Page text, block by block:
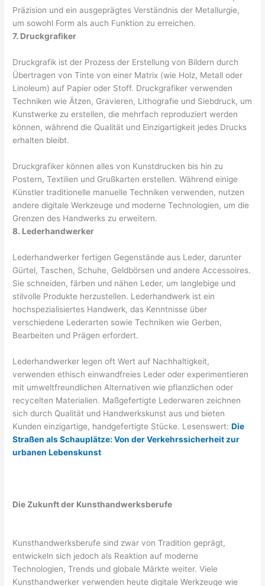
Präzision und ein ausgeprägtes Verständnis der Metallurgie,
um sowohl Form als auch Funktion zu erreichen.
7. Druckgrafiker
Druckgrafik ist der Prozess der Erstellung von Bildern durch
Übertragen von Tinte von einer Matrix (wie Holz, Metall oder
Linoleum) auf Papier oder Stoff. Druckgrafiker verwenden
Techniken wie Ätzen, Gravieren, Lithografie und Siebdruck, um
Kunstwerke zu erstellen, die mehrfach reproduziert werden
können, während die Qualität und Einzigartigkeit jedes Drucks
erhalten bleibt.
Druckgrafiker können alles von Kunstdrucken bis hin zu
Postern, Textilien und Grußkarten erstellen. Während einige
Künstler traditionelle manuelle Techniken verwenden, nutzen
andere digitale Werkzeuge und moderne Technologien, um die
Grenzen des Handwerks zu erweitern.
8. Lederhandwerker
Lederhandwerker fertigen Gegenstände aus Leder, darunter
Gürtel, Taschen, Schuhe, Geldbörsen und andere Accessoires.
Sie schneiden, färben und nähen Leder, um langlebige und
stilvolle Produkte herzustellen. Lederhandwerk ist ein
hochspezialisiertes Handwerk, das Kenntnisse über
verschiedene Lederarten sowie Techniken wie Gerben,
Bearbeiten und Prägen erfordert.
Lederhandwerker legen oft Wert auf Nachhaltigkeit,
verwenden ethisch einwandfreies Leder oder experimentieren
mit umweltfreundlichen Alternativen wie pflanzlichen oder
recycelten Materialien. Maßgefertigte Lederwaren zeichnen
sich durch Qualität und Handwerkskunst aus und bieten
Kunden einzigartige, handgefertigte Stücke. Lesenswert:Die
Straßen als Schauplätze: Von der Verkehrssicherheit zur
urbanen Lebenskunst
Die Zukunft der Kunsthandwerksberufe
Kunsthandwerksberufe sind zwar von Tradition geprägt,
entwickeln sich jedoch als Reaktion auf moderne
Technologien, Trends und globale Märkte weiter. Viele
Kunsthandwerker verwenden heute digitale Werkzeuge wie